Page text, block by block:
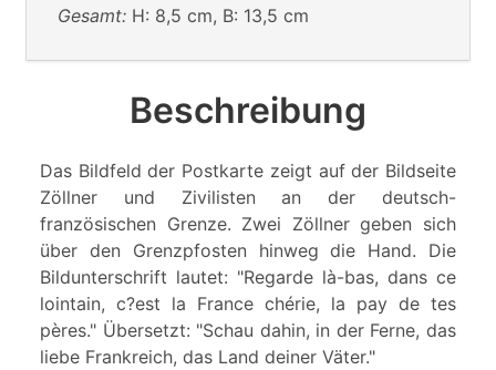
Gesamt: H: 8,5 cm, B: 13,5 cm
Beschreibung
Das Bildfeld der Postkarte zeigt auf der Bildseite
Zöllner und Zivilisten an der deutsch-
französischen Grenze. Zwei Zöllner geben sich
über den Grenzpfosten hinweg die Hand. Die
Bildunterschrift lautet: "Regarde là-bas, dans ce
lointain, c?est la France chérie, la pay de tes
pères." Übersetzt: "Schau dahin, in der Ferne, das
liebe Frankreich, das Land deiner Väter."